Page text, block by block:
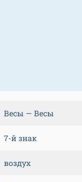
Весы — Весы
7-й знак
воздух